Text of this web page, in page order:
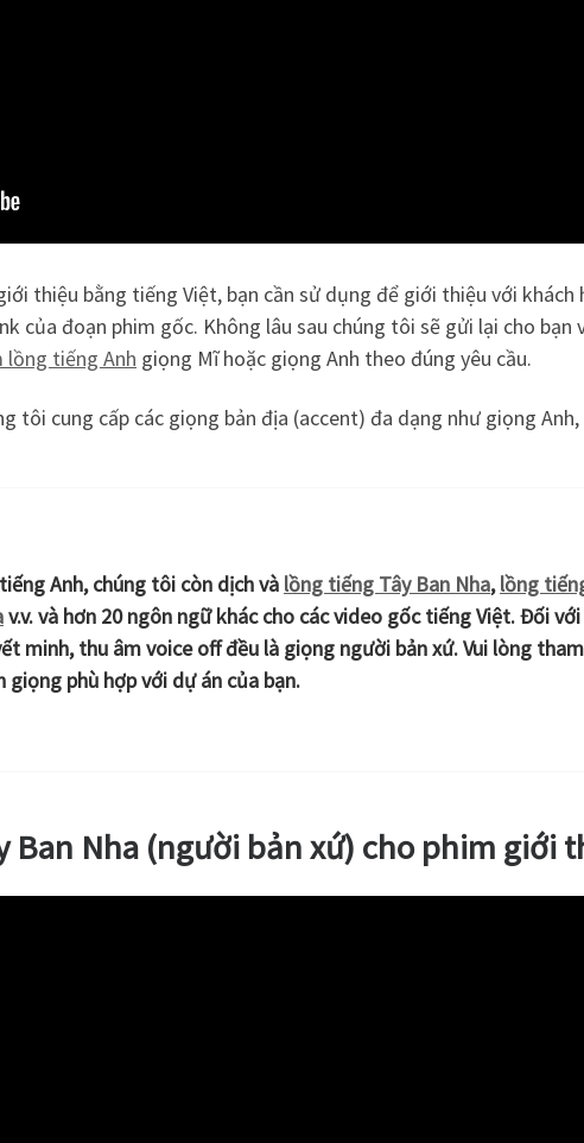
thiệu bằng tiếng Việt, bạn cần sử dụng để giới thiệu với khách
của đoạn phim gốc. Không lâu sau chúng tôi sẽ gửi lại cho
lồng tiếng Anh giọng Mĩ hoặc giọng Anh theo đúng yêu cầu.
tôi cung cấp các giọng bản địa (accent) đa dạng như giọng Anh,
Anh, chúng tôi còn dịch và lồng tiếng Tây Ban Nha,lồng
v.v. và hơn 20 ngôn ngữ khác cho các video gốc tiếng Việt. Đối
minh, thu âm voice off đều là giọng người bản xứ. Vui lòng
giọng phù hợp với dự án của bạn.
Ban Nha (người bản xứ) cho phim giới